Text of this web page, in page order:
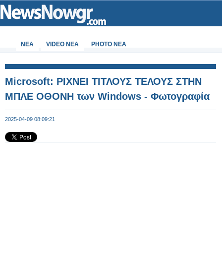
ΝΕΑ VIDEO NEA PHOTO NEA
Microsoft: ΡΙΧΝΕΙ ΤΙΤΛΟΥΣ ΤΕΛΟΥΣ ΣΤΗΝ
ΜΠΛΕ ΟΘΟΝΗ των Windows - Φωτογραφία
2025-04-09 08:09:21